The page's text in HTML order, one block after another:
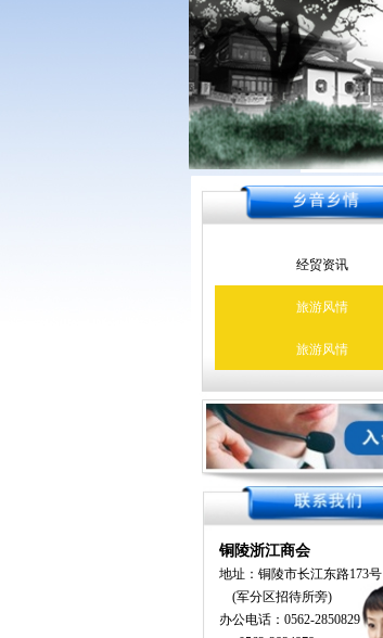
经贸资讯
旅游风情
旅游风情
铜陵浙江商会
地址：铜陵市长江东路173号
(军分区招待所旁)
办公电话：0562-2850829